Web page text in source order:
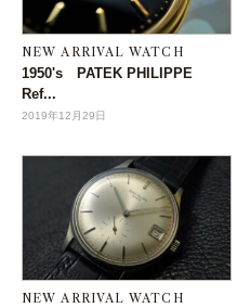
NEW ARRIVAL WATCH
1950's PATEK PHILIPPE
Ref...
2019年12月29日
NEW ARRIVAL WATCH